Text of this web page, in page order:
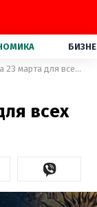
Гороскоп на 23 марта для всех знаков зодиака
всех